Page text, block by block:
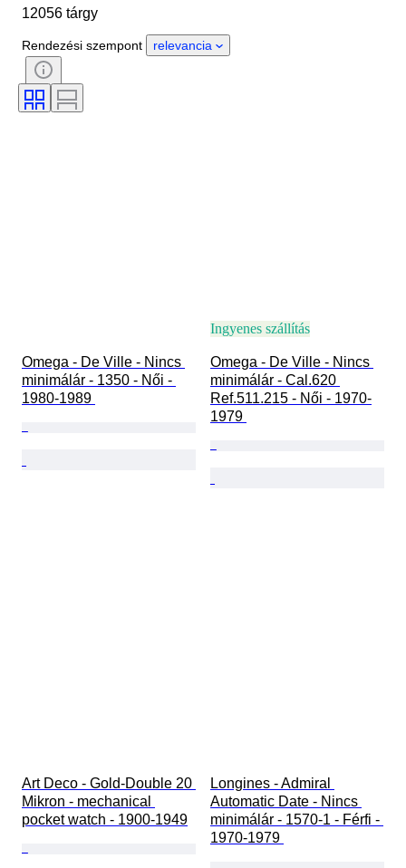
Tárgy
Nem
Időszak
Tanúsítvány
Kiadás
Óraszerkezet
12056 tárgy
Rendezési szempont relevancia
Omega - De Ville - Nincs
minimálár - 1350 - Női -
1980-1989
Ingyenes szállítás
Omega - De Ville - Nincs
minimálár - Cal.620
Ref.511.215 - Női - 1970-
1979
Art Deco - Gold-Double 20
Mikron - mechanical
pocket watch - 1900-1949
Longines - Admiral
Automatic Date - Nincs
minimálár - 1570-1 - Férfi -
1970-1979